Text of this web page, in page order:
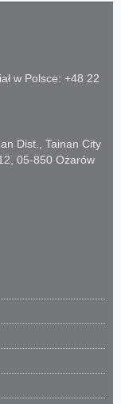
w Polsce: +48 22
Dist., Tainan City
05-850 Ożarów